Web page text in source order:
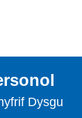
Dysgu